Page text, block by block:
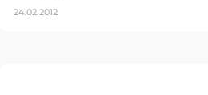
24.02.2012